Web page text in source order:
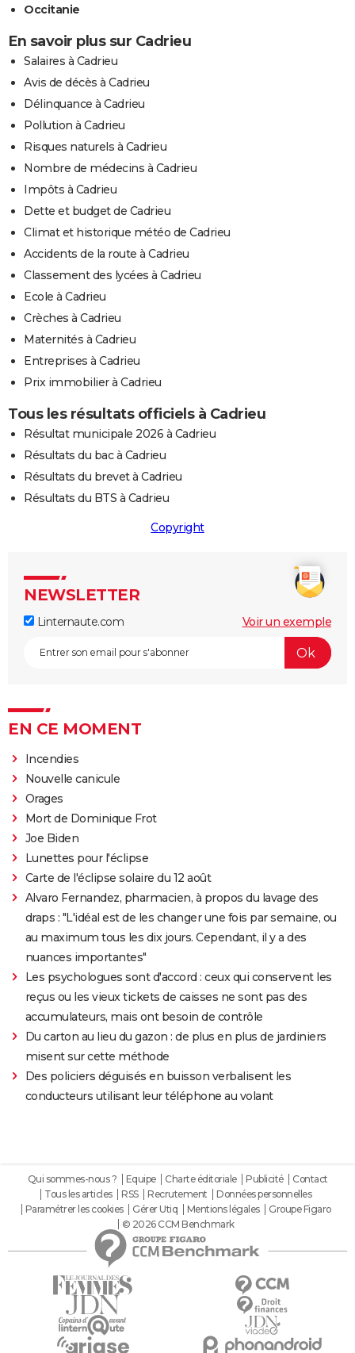
Occitanie
En savoir plus sur Cadrieu
Salaires à Cadrieu
Avis de décès à Cadrieu
Délinquance à Cadrieu
Pollution à Cadrieu
Risques naturels à Cadrieu
Nombre de médecins à Cadrieu
Impôts à Cadrieu
Dette et budget de Cadrieu
Climat et historique météo de Cadrieu
Accidents de la route à Cadrieu
Classement des lycées à Cadrieu
Ecole à Cadrieu
Crèches à Cadrieu
Maternités à Cadrieu
Entreprises à Cadrieu
Prix immobilier à Cadrieu
Tous les résultats officiels à Cadrieu
Résultat municipale 2026 à Cadrieu
Résultats du bac à Cadrieu
Résultats du brevet à Cadrieu
Résultats du BTS à Cadrieu
Copyright
NEWSLETTER
Linternaute.com Voir un exemple
EN CE MOMENT
Incendies
Nouvelle canicule
Orages
Mort de Dominique Frot
Joe Biden
Lunettes pour l'éclipse
Carte de l'éclipse solaire du 12 août
Alvaro Fernandez, pharmacien, à propos du lavage des
draps : "L'idéal est de les changer une fois par semaine, ou
au maximum tous les dix jours. Cependant, il y a des
nuances importantes"
Les psychologues sont d'accord : ceux qui conservent les
reçus ou les vieux tickets de caisses ne sont pas des
accumulateurs, mais ont besoin de contrôle
Du carton au lieu du gazon : de plus en plus de jardiniers
misent sur cette méthode
Des policiers déguisés en buisson verbalisent les
conducteurs utilisant leur téléphone au volant
Qui sommes-nous ? Equipe Charte éditoriale Publicité
Contact
Tous les articles
RSS Recrutement
Données personnelles
Paramétrer les cookies
Gérer Utiq Mentions légales
Groupe Figaro
© 2026 CCM Benchmark